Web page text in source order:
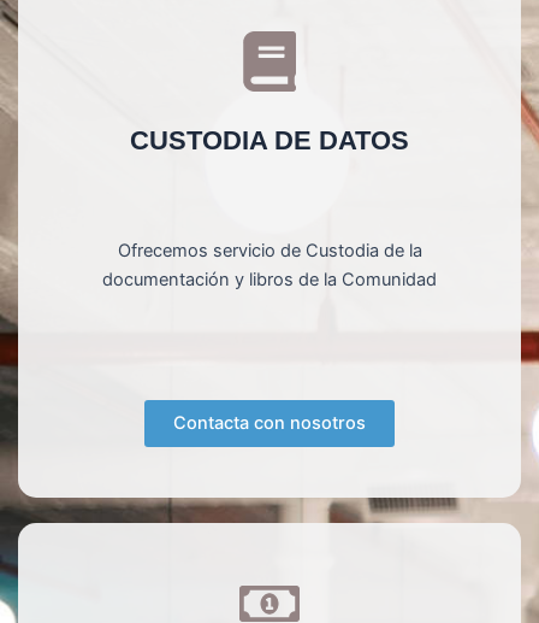
CUSTODIA DE DATOS
Ofrecemos servicio de Custodia de la
documentación y libros de la Comunidad
Contacta con nosotros